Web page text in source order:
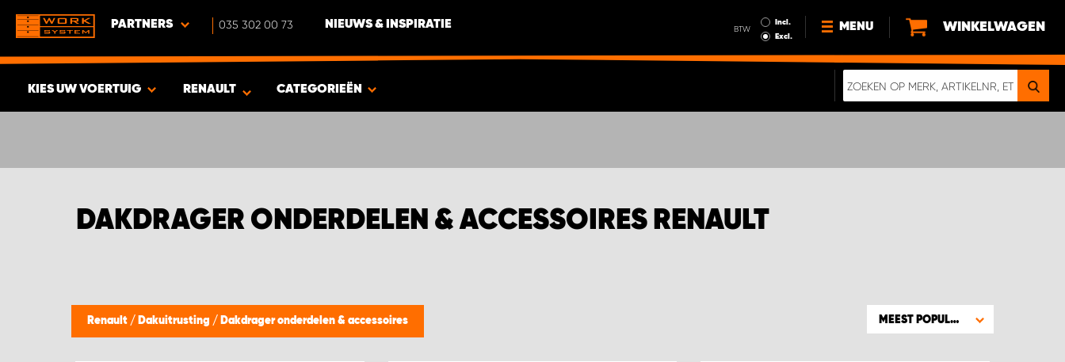
PARTNERS 035 302 00 73 NIEUWS & INSPIRATIE BTW
Incl.
Excl.
MENU
NIEUWS
WINKELWAGEN
KIES UW VOERTUIG
PRODUCTEN
RENAULT CATEGORIEËN
DAKDRAGER ONDERDELEN & ACCESSOIRES RENAULT
Renault / Dakuitrusting / Dakdrager onderdelen & accessoires MEEST POPULAIR